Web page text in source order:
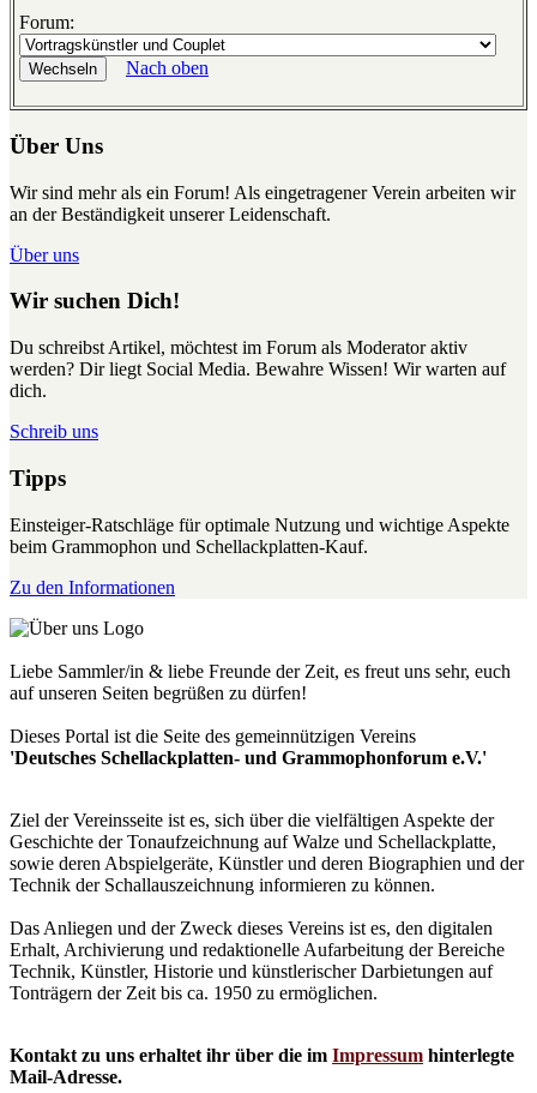
Forum:
Nach oben
Über Uns
Wir sind mehr als ein Forum! Als eingetragener Verein arbeiten wir
an der Beständigkeit unserer Leidenschaft.
Über uns
Wir suchen Dich!
Du schreibst Artikel, möchtest im Forum als Moderator aktiv
werden? Dir liegt Social Media. Bewahre Wissen! Wir warten auf
dich.
Schreib uns
Tipps
Einsteiger-Ratschläge für optimale Nutzung und wichtige Aspekte
beim Grammophon und Schellackplatten-Kauf.
Zu den Informationen
Liebe Sammler/in & liebe Freunde der Zeit, es freut uns sehr, euch
auf unseren Seiten begrüßen zu dürfen!
Dieses Portal ist die Seite des gemeinnützigen Vereins
'Deutsches Schellackplatten- und Grammophonforum e.V.'
Ziel der Vereinsseite ist es, sich über die vielfältigen Aspekte der
Geschichte der Tonaufzeichnung auf Walze und Schellackplatte,
sowie deren Abspielgeräte, Künstler und deren Biographien und der
Technik der Schallauszeichnung informieren zu können.
Das Anliegen und der Zweck dieses Vereins ist es, den digitalen
Erhalt, Archivierung und redaktionelle Aufarbeitung der Bereiche
Technik, Künstler, Historie und künstlerischer Darbietungen auf
Tonträgern der Zeit bis ca. 1950 zu ermöglichen.
Kontakt zu uns erhaltet ihr über die im Impressum hinterlegte
Mail-Adresse.